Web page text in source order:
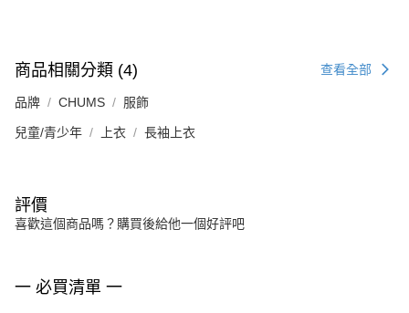
商品相關分類 (4) 查看全部
品牌 CHUMS 服飾
兒童/青少年 上衣 長袖上衣
評價
喜歡這個商品嗎？購買後給他一個好評吧
一 必買清單 一